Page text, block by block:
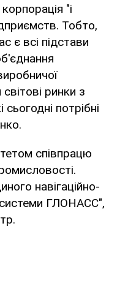
"і
Тобто,
є всі підстави
світові ринки з
потрібні
співпрацю
навігаційно-
системи ГЛОНАСС",